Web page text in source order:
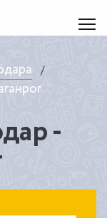
/
-